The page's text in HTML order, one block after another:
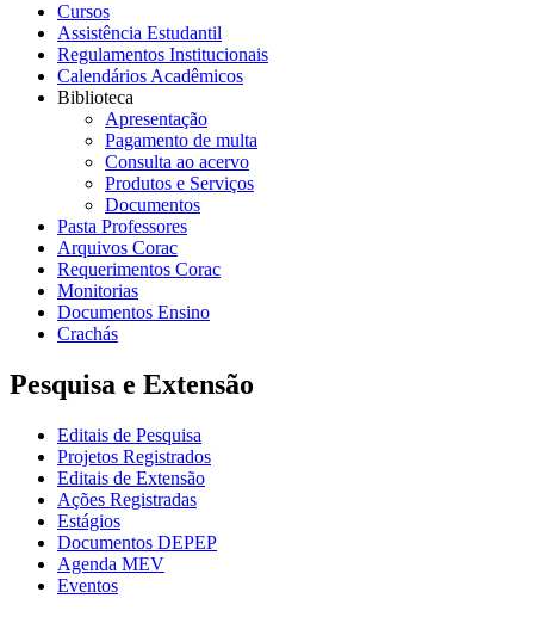
Cursos
Assistência Estudantil
Regulamentos Institucionais
Calendários Acadêmicos
Biblioteca
Apresentação
Pagamento de multa
Consulta ao acervo
Produtos e Serviços
Documentos
Pasta Professores
Arquivos Corac
Requerimentos Corac
Monitorias
Documentos Ensino
Crachás
Pesquisa e Extensão
Editais de Pesquisa
Projetos Registrados
Editais de Extensão
Ações Registradas
Estágios
Documentos DEPEP
Agenda MEV
Eventos